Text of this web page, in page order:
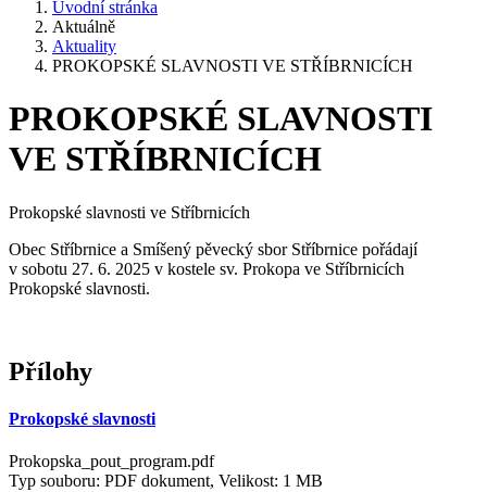
Úvodní stránka
Aktuálně
Aktuality
PROKOPSKÉ SLAVNOSTI VE STŘÍBRNICÍCH
PROKOPSKÉ SLAVNOSTI
VE STŘÍBRNICÍCH
Prokopské slavnosti ve Stříbrnicích
Obec Stříbrnice a Smíšený pěvecký sbor Stříbrnice pořádají
v sobotu 27. 6. 2025 v kostele sv. Prokopa ve Stříbrnicích
Prokopské slavnosti.
Přílohy
Prokopské slavnosti
Prokopska_pout_program.pdf
Typ souboru: PDF dokument, Velikost: 1 MB